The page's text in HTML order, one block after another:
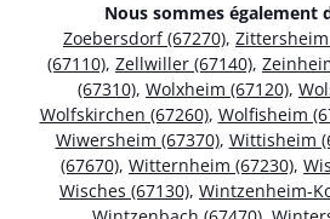
Nous sommes également
Zoebersdorf (67270), Zittersheim
(67110), Zellwiller (67140),
(67310), Wolxheim (67120),
Wolfskirchen (67260), Wolfisheim
Wiwersheim (67370), Wittisheim
(67670), Witternheim (67230),
Wisches (67130), Wintzenheim-